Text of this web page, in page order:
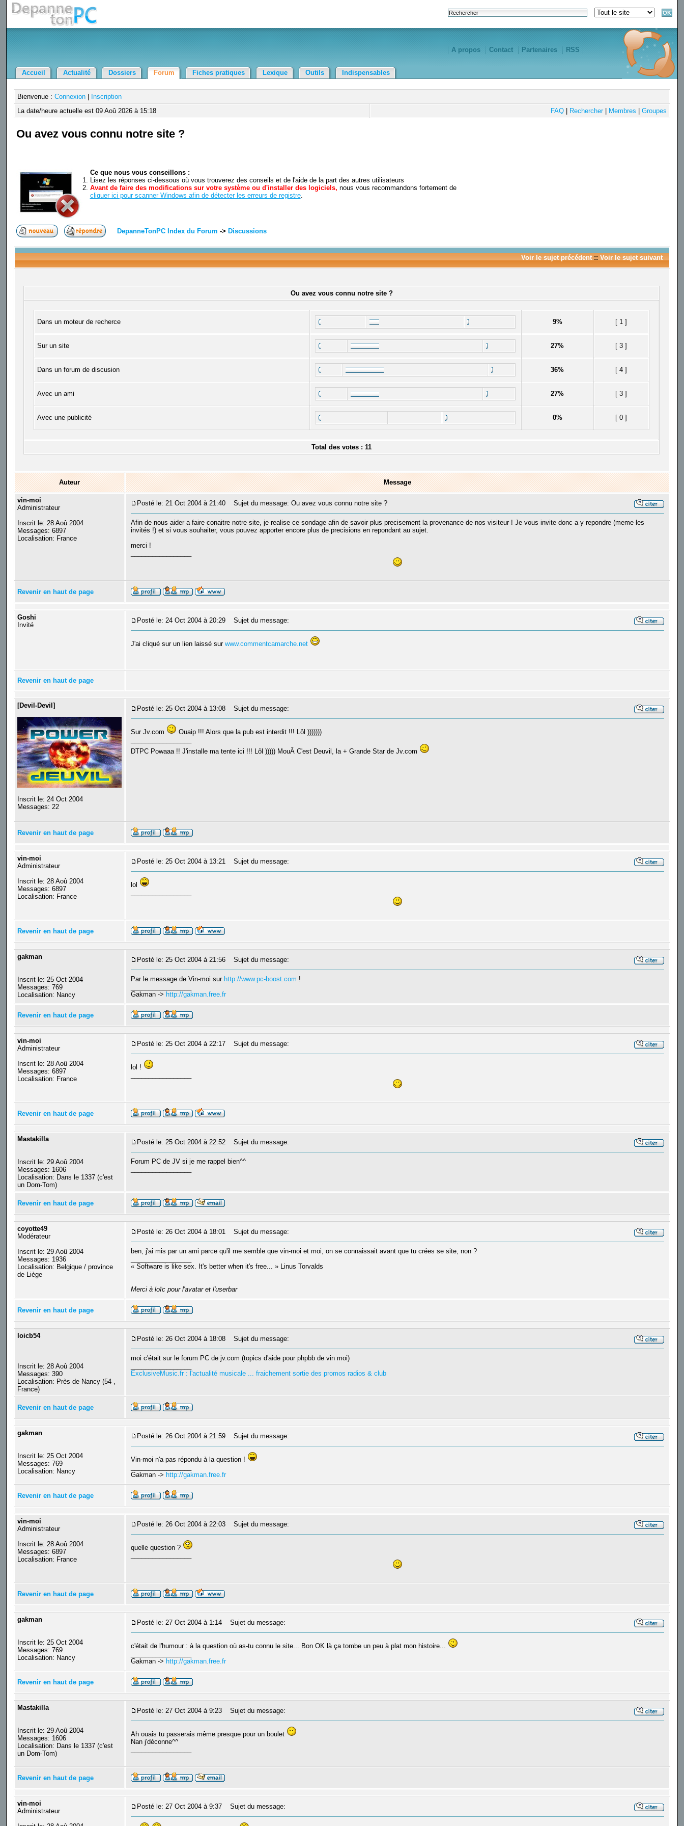
A propos Contact Partenaires RSS
Accueil Actualité Dossiers Forum Fiches pratiques Lexique Outils Indispensables
Bienvenue : Connexion|
Inscription
La date/heure actuelle est 09 Aoû 2026 à 15:18
FAQ| Rechercher| Membres Groupes
Ou avez vous connu notre site ?
Ce que nous vous conseillons :
Lisez les réponses ci-dessous où vous trouverez des conseils et de l'aide de la part des autres utilisateurs
Avant de faire des modifications sur votre système ou d'installer des logiciels, nous vous recommandons fortement de
cliquer ici pour scanner Windows afin de détecter les erreurs de registre.
DepanneTonPC Index du Forum -> Discussions
Voir le sujet précédent:: Voir le sujet suivant
Ou avez vous connu notre site ?
Dans un moteur de recherce 9% [ 1 ]
Sur un site 27% [ 3 ]
Dans un forum de discusion 36% [ 4 ]
Avec un ami 27% [ 3 ]
Avec une publicité 0% [ 0 ]
Total des votes : 11
Auteur Message
vin-moi
Administrateur
Inscrit le: 28 Aoû 2004
Messages: 6897
Localisation: France
Posté le: 21 Oct 2004 à 21:40 Sujet du message: Ou avez vous connu notre site ?
Afin de nous aider a faire conaitre notre site, je realise ce sondage afin de savoir plus precisement la provenance de nos visiteur ! Je vous invite donc a y repondre (meme les
invités !) et si vous souhaiter, vous pouvez apporter encore plus de precisions en repondant au sujet.
merci !
Revenir en haut de page
Goshi
Invité
Posté le: 24 Oct 2004 à 20:29 Sujet du message:
J'ai cliqué sur un lien laissé sur www.commentcamarche.net
Revenir en haut de page
[Devil-Devil]
Inscrit le: 24 Oct 2004
Messages: 22
Posté le: 25 Oct 2004 à 13:08 Sujet du message:
Sur Jv.com
Ouaip !!! Alors que la pub est interdit !!! Lôl )))))))
DTPC Powaaa !! J'installe ma tente ici !!! Lôl ))))) MouÂ C'est Deuvil, la + Grande Star de Jv.com
Revenir en haut de page
vin-moi
Administrateur
Inscrit le: 28 Aoû 2004
Messages: 6897
Localisation: France
Posté le: 25 Oct 2004 à 13:21 Sujet du message:
lol
Revenir en haut de page
gakman
Inscrit le: 25 Oct 2004
Messages: 769
Localisation: Nancy
Posté le: 25 Oct 2004 à 21:56 Sujet du message:
Par le message de Vin-moi sur http://www.pc-boost.com !
Gakman -> http://gakman.free.fr
Revenir en haut de page
vin-moi
Administrateur
Inscrit le: 28 Aoû 2004
Messages: 6897
Localisation: France
Posté le: 25 Oct 2004 à 22:17 Sujet du message:
lol !
Revenir en haut de page
Mastakilla
Inscrit le: 29 Aoû 2004
Messages: 1606
Localisation: Dans le 1337 (c'est
un Dom-Tom)
Posté le: 25 Oct 2004 à 22:52 Sujet du message:
Forum PC de JV si je me rappel bien^^
Revenir en haut de page
coyotte49
Modérateur
Inscrit le: 29 Aoû 2004
Messages: 1936
Localisation: Belgique / province
de Liège
Posté le: 26 Oct 2004 à 18:01 Sujet du message:
ben, j'ai mis par un ami parce qu'il me semble que vin-moi et moi, on se connaissait avant que tu crées se site, non ?
« Software is like sex. It's better when it's free... » Linus Torvalds
Merci à loïc pour l'avatar et l'userbar
Revenir en haut de page
loicb54
Inscrit le: 28 Aoû 2004
Messages: 390
Localisation: Près de Nancy (54 ,
France)
Posté le: 26 Oct 2004 à 18:08 Sujet du message:
moi c'était sur le forum PC de jv.com (topics d'aide pour phpbb de vin moi)
ExclusiveMusic.fr : l'actualité musicale ... fraichement sortie des promos radios & club
Revenir en haut de page
gakman
Inscrit le: 25 Oct 2004
Messages: 769
Localisation: Nancy
Posté le: 26 Oct 2004 à 21:59 Sujet du message:
Vin-moi n'a pas répondu à la question !
Gakman -> http://gakman.free.fr
Revenir en haut de page
vin-moi
Administrateur
Inscrit le: 28 Aoû 2004
Messages: 6897
Localisation: France
Posté le: 26 Oct 2004 à 22:03 Sujet du message:
quelle question ?
Revenir en haut de page
gakman
Inscrit le: 25 Oct 2004
Messages: 769
Localisation: Nancy
Posté le: 27 Oct 2004 à 1:14 Sujet du message:
c'était de l'humour : à la question où as-tu connu le site... Bon OK là ça tombe un peu à plat mon histoire...
Gakman -> http://gakman.free.fr
Revenir en haut de page
Mastakilla
Inscrit le: 29 Aoû 2004
Messages: 1606
Localisation: Dans le 1337 (c'est
un Dom-Tom)
Posté le: 27 Oct 2004 à 9:23 Sujet du message:
Ah ouais tu passerais même presque pour un boulet
Nan j'déconne^^
Revenir en haut de page
vin-moi
Administrateur
Posté le: 27 Oct 2004 à 9:37 Sujet du message: